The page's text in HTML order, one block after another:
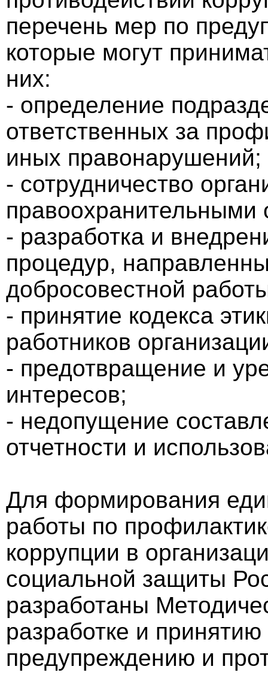
перечень мер по
которые могут
них:
- определение
ответственных за
иных правонарушений;
- сотрудничество
правоохранительными
- разработка и
процедур,
добросовестной
- принятие кодекса
работников
- предотвращение и
интересов;
- недопущение
отчетности и
Для формирования
работы по
коррупции в
социальной защиты
разработаны
разработке и
предупреждению и